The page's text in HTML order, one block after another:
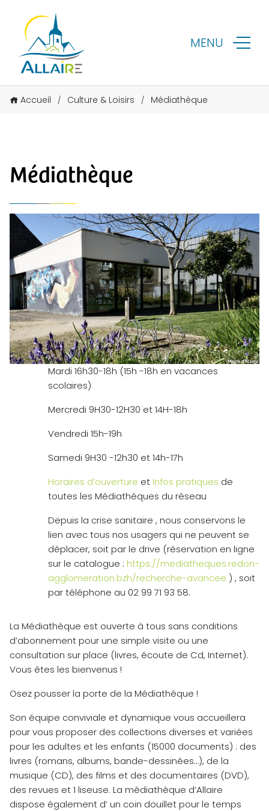
MENU
Accueil / Culture & Loisirs / Médiathèque
Médiathèque
Mardi 16h30-18h (15h -18h en vacances
scolaires)
Mercredi 9H30-12H30 et 14H-18h
Vendredi 15h-19h
Samedi 9H30 -12h30 et 14h-17h
Horaires d’ouverture et Infos pratiques de
toutes les Médiathèques du réseau
Depuis la crise sanitaire , nous conservons le
lien avec tous nos usagers qui ne peuvent se
déplacer, soit par le drive (réservation en ligne
sur le catalogue : https://mediatheques.redon-
agglomeration.bzh/recherche-avancee ) , soit
par téléphone au 02 99 71 93 58.
La Médiathèque est ouverte à tous sans conditions
d’abonnement pour une simple visite ou une
consultation sur place (livres, écoute de Cd, Internet).
Vous êtes les bienvenus !
Osez pousser la porte de la Médiathèque !
Son équipe conviviale et dynamique vous accueillera
pour vous proposer des collections diverses et variées
pour les adultes et les enfants (15000 documents) : des
livres (romans, albums, bande-dessinées…), de la
musique (CD), des films et des documentaires (DVD),
des revues et 1 liseuse. La médiathèque d’Allaire
dispose également d’ un coin douillet pour le temps